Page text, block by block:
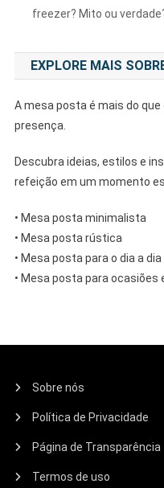
freezer? Mito ou
EXPLORE MAIS
A mesa posta é mais do
presença.
Descubra ideias, estilos e
refeição em um momento
• Mesa posta minimalista
• Mesa posta rústica
• Mesa posta para o dia a dia
• Mesa posta para ocasiões
Sobre nós
Política de Privacidade
Página de Transparência
Termos de uso